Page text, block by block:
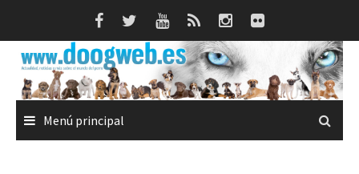
Menú principal